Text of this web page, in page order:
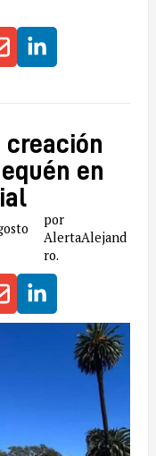
creación
en
por
AlertaAlejand
ro.